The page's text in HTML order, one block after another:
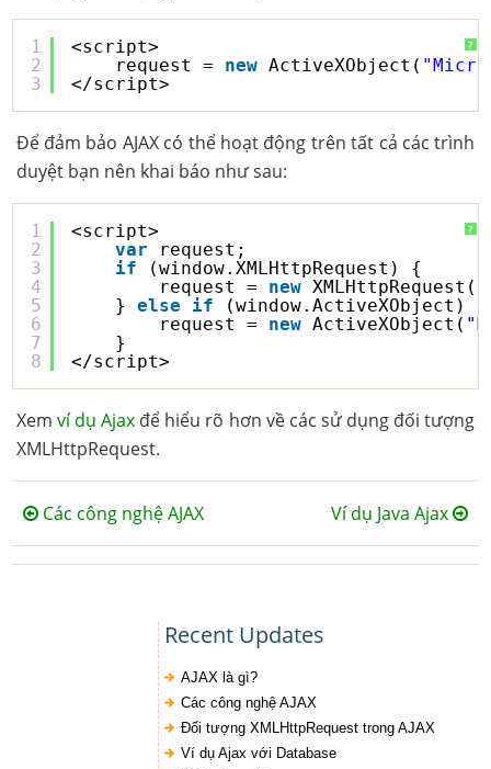
?
1
2
3
<script>
request = new ActiveXObject(
</script>
Để đảm bảo AJAX có thể hoạt động trên tất cả các trình
duyệt bạn nên khai báo như sau:
?
1
2
3
4
5
6
7
8
<script>
var
request;
if
(window.XMLHttpRequest) {
request = new
} else if
(window.ActiveXObject) {
request = new ActiveXObject(
}
</script>
Xem ví dụ Ajax để hiểu rõ hơn về các sử dụng đối tượng
XMLHttpRequest.
Các công nghệ AJAX Ví dụ Java Ajax
Recent Updates
AJAX là gì?
Các công nghệ AJAX
Đối tượng XMLHttpRequest trong AJAX
Ví dụ Ajax với Database